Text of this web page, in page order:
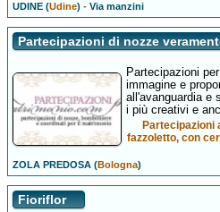
UDINE (Udine) -Via manzini
Partecipazioni di nozze
Partecipazioni
immagine e
all'avanguardia e
i più creativi e
Partecipazioni
fazzoletto, con
ZOLA PREDOSA (Bologna)
Fioriflor